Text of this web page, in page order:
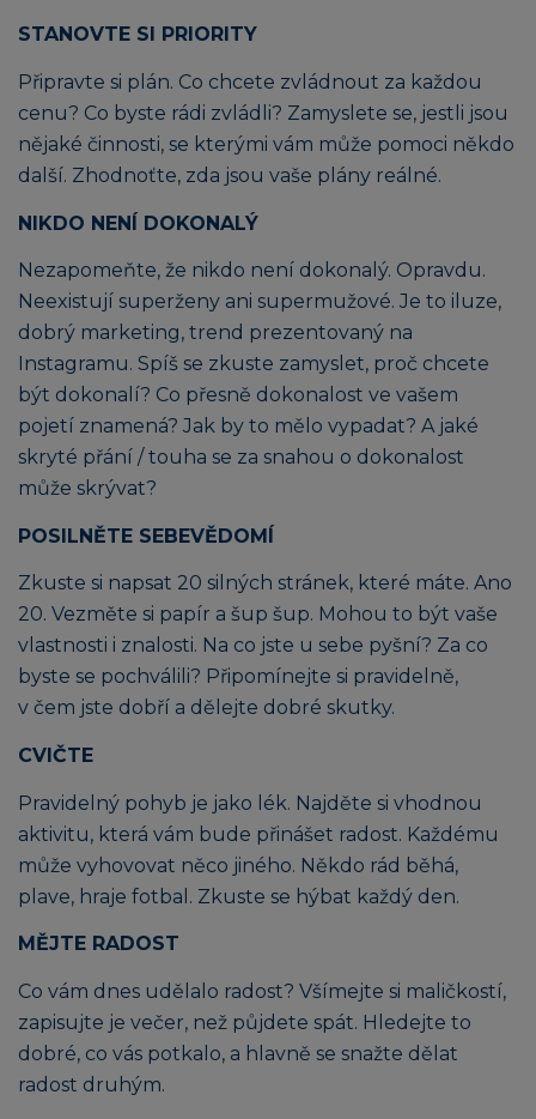
STANOVTE SI PRIORITY
Připravte si plán. Co chcete zvládnout za každou
cenu? Co byste rádi zvládli? Zamyslete se, jestli jsou
nějaké činnosti, se kterými vám může pomoci někdo
další. Zhodnoťte, zda jsou vaše plány reálné.
NIKDO NENÍ DOKONALÝ
Nezapomeňte, že nikdo není dokonalý. Opravdu.
Neexistují superženy ani supermužové. Je to iluze,
dobrý marketing, trend prezentovaný na
Instagramu. Spíš se zkuste zamyslet, proč chcete
být dokonalí? Co přesně dokonalost ve vašem
pojetí znamená? Jak by to mělo vypadat? A jaké
skryté přání / touha se za snahou o dokonalost
může skrývat?
POSILNĚTE SEBEVĚDOMÍ
Zkuste si napsat 20 silných stránek, které máte. Ano
20. Vezměte si papír a šup šup. Mohou to být vaše
vlastnosti i znalosti. Na co jste u sebe pyšní? Za co
byste se pochválili? Připomínejte si pravidelně,
v čem jste dobří a dělejte dobré skutky.
CVIČTE
Pravidelný pohyb je jako lék. Najděte si vhodnou
aktivitu, která vám bude přinášet radost. Každému
může vyhovovat něco jiného. Někdo rád běhá,
plave, hraje fotbal. Zkuste se hýbat každý den.
MĚJTE RADOST
Co vám dnes udělalo radost? Všímejte si maličkostí,
zapisujte je večer, než půjdete spát. Hledejte to
dobré, co vás potkalo, a hlavně se snažte dělat
radost druhým.